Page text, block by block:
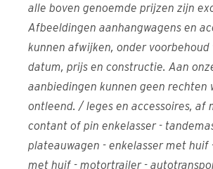
alle boven genoemde prijzen zijn
Afbeeldingen aanhangwagens en
kunnen afwijken, onder
datum, prijs en constructie. Aan
aanbiedingen kunnen geen rechten
ontleend. / leges en accessoires, af
contant of pin enkelasser -
plateauwagen - enkelasser met huif
met huif - motortrailer -